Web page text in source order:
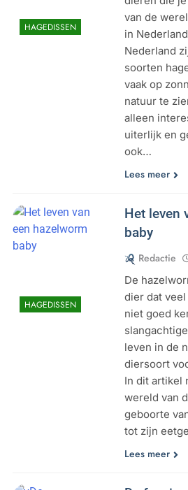
HAGEDISSEN
van de
in
Nederland
soorten
vaak op
natuur te
alleen
uiterlijk en
ook…
Lees meer
HAGEDISSEN
Het leven
baby
Redactie
De
dier dat
niet goed
leven in de
diersoort
In dit artikel
wereld van
geboorte
tot zijn
Lees meer